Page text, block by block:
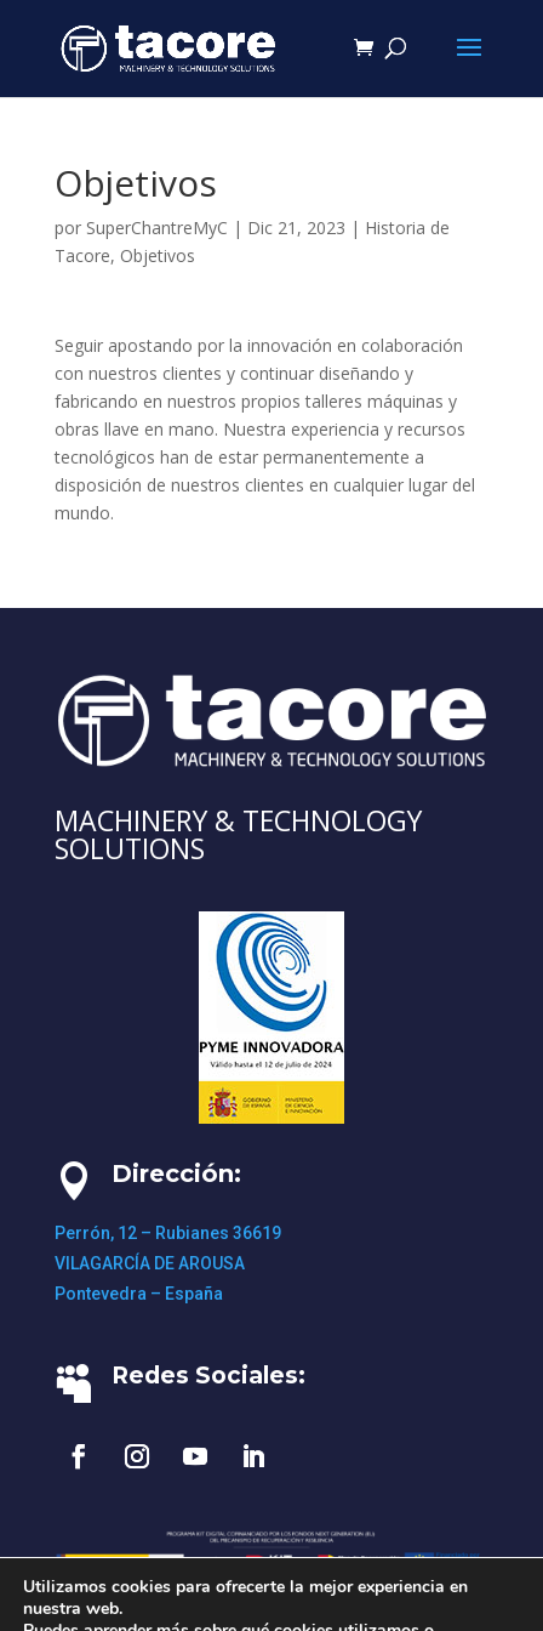
Objetivos
por SuperChantreMyC | Dic 21, 2023 | Historia de
Tacore, Objetivos
Seguir apostando por la innovación en colaboración
con nuestros clientes y continuar diseñando y
fabricando en nuestros propios talleres máquinas y
obras llave en mano. Nuestra experiencia y recursos
tecnológicos han de estar permanentemente a
disposición de nuestros clientes en cualquier lugar del
mundo.
MACHINERY & TECHNOLOGY
SOLUTIONS
 Dirección:
Perrón, 12 – Rubianes 36619
VILAGARCÍA DE AROUSA
Pontevedra – España
 Redes Sociales:
Utilizamos cookies para ofrecerte la mejor experiencia en
nuestra web.